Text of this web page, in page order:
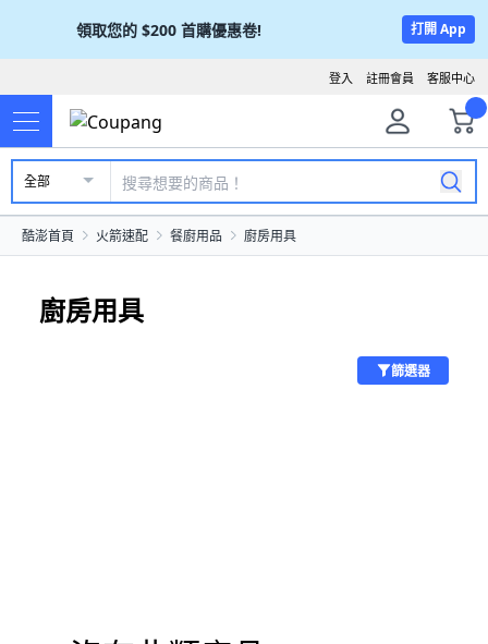
領取您的 $200 首購優惠卷! 打開 App
客服中心
註冊會員
登入
全部
酷澎首頁 火箭速配 餐廚用品 廚房用具
廚房用具
篩選器